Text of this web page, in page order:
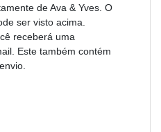
de Ava & Yves. O
ser visto acima.
receberá uma
Este também contém